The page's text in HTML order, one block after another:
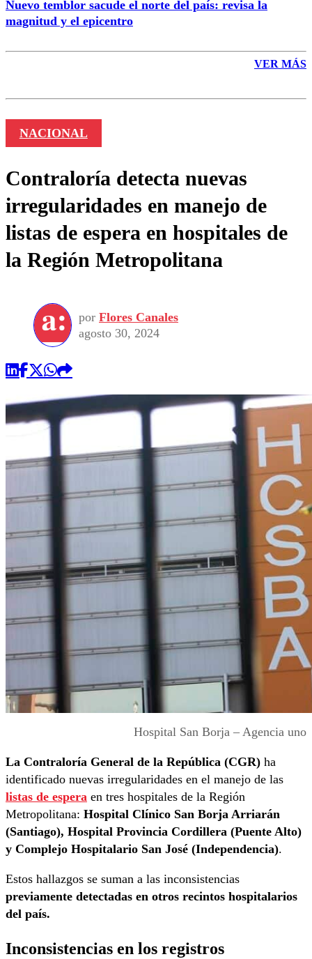
Nuevo temblor sacude el norte del país: revisa la
magnitud y el epicentro
VER MÁS
NACIONAL
Contraloría detecta nuevas
irregularidades en manejo de
listas de espera en hospitales de
la Región Metropolitana
por Flores Canales
agosto 30, 2024
Hospital San Borja – Agencia uno
La Contraloría General de la República (CGR) ha
identificado nuevas irregularidades en el manejo de las
listas de espera en tres hospitales de la Región
Metropolitana: Hospital Clínico San Borja Arriarán
(Santiago), Hospital Provincia Cordillera (Puente Alto)
y Complejo Hospitalario San José (Independencia).
Estos hallazgos se suman a las inconsistencias
previamente detectadas en otros recintos hospitalarios
del país.
Inconsistencias en los registros